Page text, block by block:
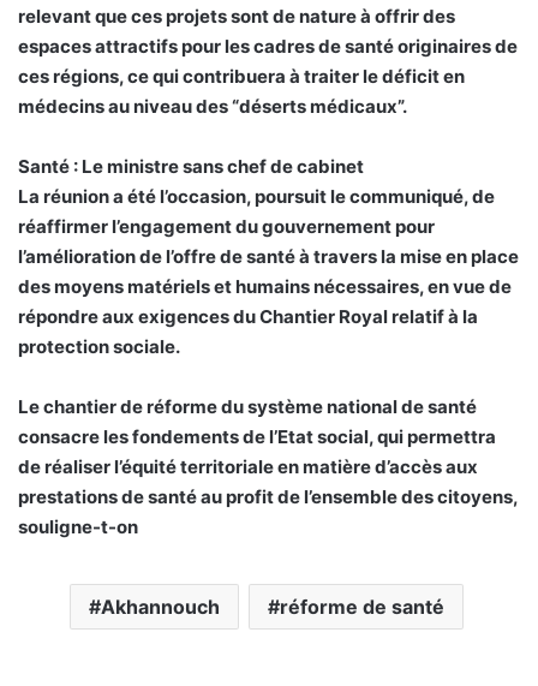
relevant que ces projets sont de nature à offrir des
espaces attractifs pour les cadres de santé originaires de
ces régions, ce qui contribuera à traiter le déficit en
médecins au niveau des “déserts médicaux”.
Santé : Le ministre sans chef de cabinet
La réunion a été l’occasion, poursuit le communiqué, de
réaffirmer l’engagement du gouvernement pour
l’amélioration de l’offre de santé à travers la mise en place
des moyens matériels et humains nécessaires, en vue de
répondre aux exigences du Chantier Royal relatif à la
protection sociale.
Le chantier de réforme du système national de santé
consacre les fondements de l’Etat social, qui permettra
de réaliser l’équité territoriale en matière d’accès aux
prestations de santé au profit de l’ensemble des citoyens,
souligne-t-on
Akhannouch réforme de santé